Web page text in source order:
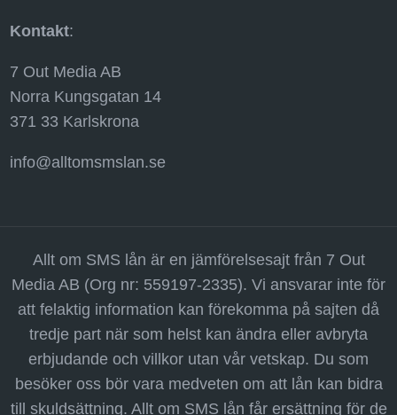
Kontakt:
7 Out Media AB
Norra Kungsgatan 14
371 33 Karlskrona
info@alltomsmslan.se
Allt om SMS lån är en jämförelsesajt från 7 Out
Media AB (Org nr: 559197-2335). Vi ansvarar inte för
att felaktig information kan förekomma på sajten då
tredje part när som helst kan ändra eller avbryta
erbjudande och villkor utan vår vetskap. Du som
besöker oss bör vara medveten om att lån kan bidra
till skuldsättning. Allt om SMS lån får ersättning för de